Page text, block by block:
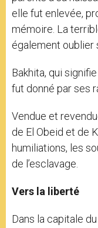
elle fut enlevée,
mémoire. La
également oublier
Bakhita, qui
fut donné par ses
Vendue et
de El Obeid et de
humiliations, les
de l’esclavage.
Vers la liberté
Dans la capitale